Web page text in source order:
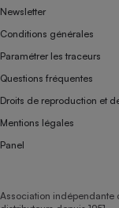
Newsletter
Conditions générales
Paramétrer les traceurs
Questions fréquentes
Droits de reproduction et
Mentions légales
Panel
Association indépendante